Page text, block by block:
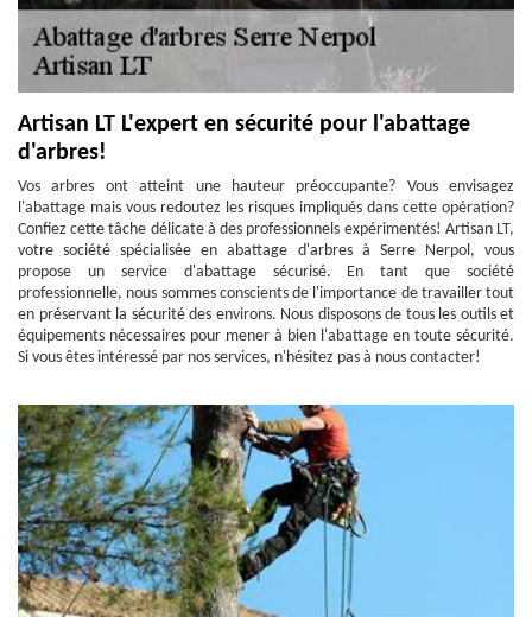
Artisan LT L'expert en sécurité pour l'abattage
d'arbres!
Vos arbres ont atteint une hauteur préoccupante? Vous envisagez
l'abattage mais vous redoutez les risques impliqués dans cette opération?
Confiez cette tâche délicate à des professionnels expérimentés! Artisan LT,
votre société spécialisée en abattage d'arbres à Serre Nerpol, vous
propose un service d'abattage sécurisé. En tant que société
professionnelle, nous sommes conscients de l'importance de travailler tout
en préservant la sécurité des environs. Nous disposons de tous les outils et
équipements nécessaires pour mener à bien l'abattage en toute sécurité.
Si vous êtes intéressé par nos services, n'hésitez pas à nous contacter!